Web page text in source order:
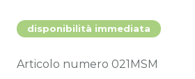
disponibilità immediata
Articolo numero 021MSM